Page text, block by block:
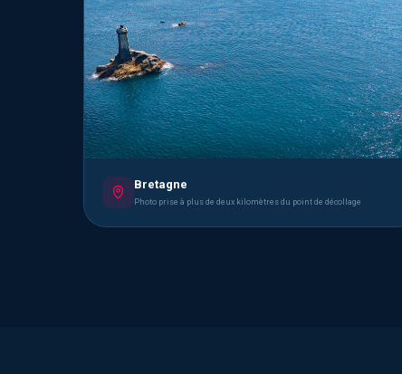
Bretagne
Photo prise à plus de deux kilomètres du point de décollage